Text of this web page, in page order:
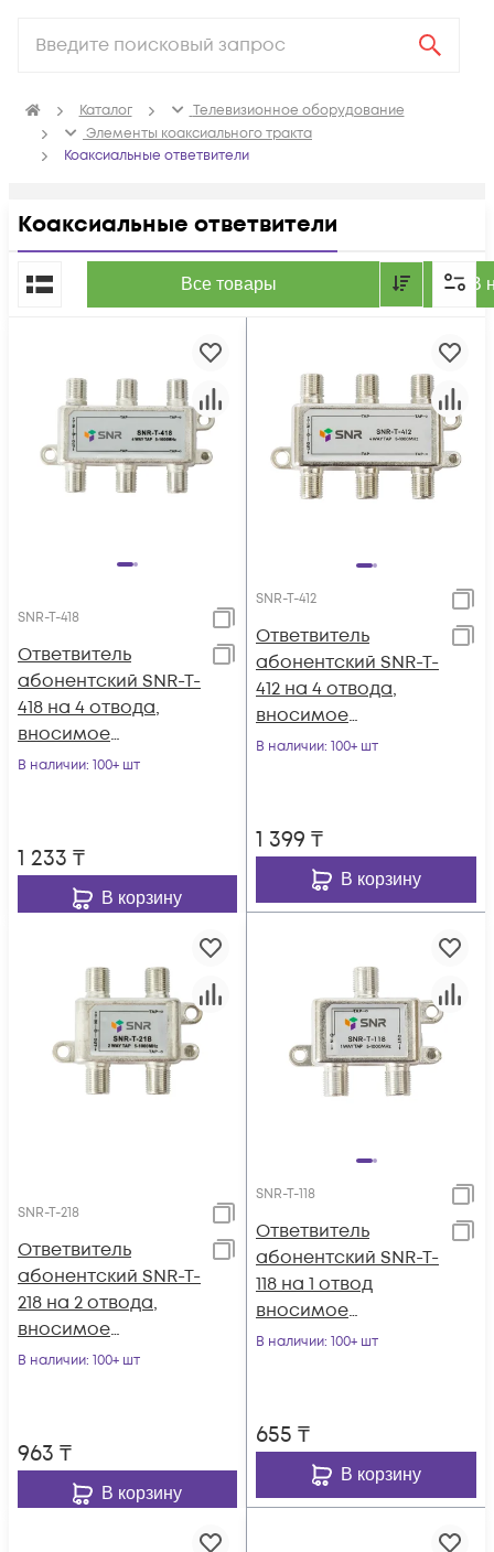
Каталог
Телевизионное оборудование
Элементы коаксиального тракта
Коаксиальные ответвители
Коаксиальные ответвители
Все товары В
По популярности
SNR-T-418
Ответвитель
абонентский SNR-T-
418 на 4 отвода,
вносимое
затухание IN-TAP
В наличии: 100+ шт
1 233 ₸
В корзину
SNR-T-412
Ответвитель
абонентский SNR-T-
412 на 4 отвода,
вносимое
затухание IN-TAP
В наличии: 100+ шт
1 399 ₸
В корзину
SNR-T-218
Ответвитель
абонентский SNR-T-
218 на 2 отвода,
вносимое
затухание IN-TAP
В наличии: 100+ шт
963 ₸
В корзину
SNR-T-118
Ответвитель
абонентский SNR-T-
118 на 1 отвод
вносимое
затухание IN-TAP
В наличии: 100+ шт
655 ₸
В корзину